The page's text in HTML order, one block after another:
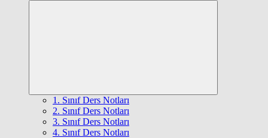
1. Sınıf Ders Notları
2. Sınıf Ders Notları
3. Sınıf Ders Notları
4. Sınıf Ders Notları